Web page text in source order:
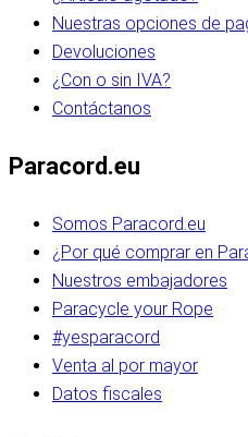
Nuestras opciones de
Devoluciones
¿Con o sin IVA?
Contáctanos
Paracord.eu
Somos Paracord.eu
¿Por qué comprar en
Nuestros embajadores
Paracycle your Rope
#yesparacord
Venta al por mayor
Datos fiscales